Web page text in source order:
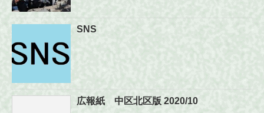
SNS
広報紙 中区北区版 2020/10